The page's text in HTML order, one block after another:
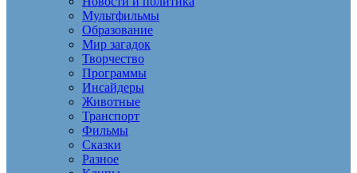
Мультфильмы
Образование
Мир загадок
Творчество
Программы
Инсайдеры
Животные
Транспорт
Фильмы
Сказки
Разное